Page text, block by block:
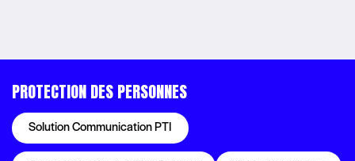
PROTECTION DES PERSONNES
Solution Communication PTI